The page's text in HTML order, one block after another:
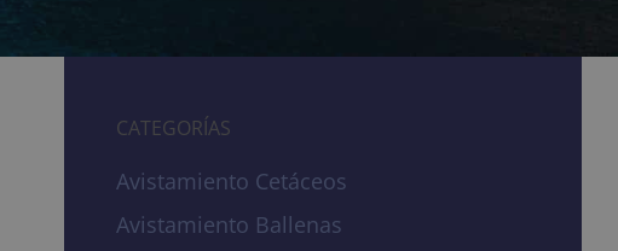
CATEGORÍAS
Avistamiento Cetáceos
Avistamiento Ballenas